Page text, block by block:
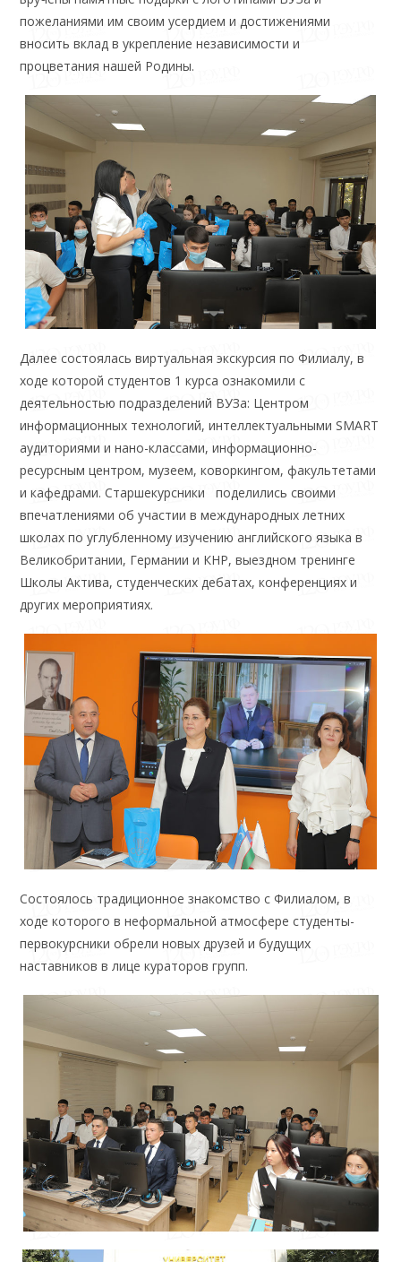
пожеланиями им своим усердием и достижениями
вносить вклад в укрепление независимости и
процветания нашей Родины.
Далее состоялась виртуальная экскурсия по Филиалу, в
ходе которой студентов 1 курса ознакомили с
деятельностью подразделений ВУЗа: Центром
информационных технологий, интеллектуальными SMART
аудиториями и нано-классами, информационно-
ресурсным центром, музеем, коворкингом, факультетами
и кафедрами. Старшекурсники поделились своими
впечатлениями об участии в международных летних
школах по углубленному изучению английского языка в
Великобритании, Германии и КНР, выездном тренинге
Школы Актива, студенческих дебатах, конференциях и
других мероприятиях.
Состоялось традиционное знакомство с Филиалом, в
ходе которого в неформальной атмосфере студенты-
первокурсники обрели новых друзей и будущих
наставников в лице кураторов групп.